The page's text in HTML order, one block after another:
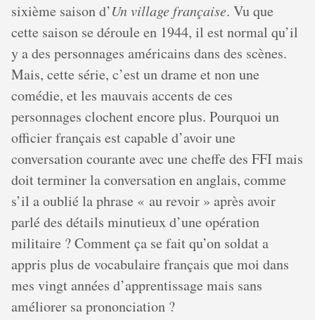
sixième saison d’Un village française. Vu que
cette saison se déroule en 1944, il est normal qu’il
y a des personnages américains dans des scènes.
Mais, cette série, c’est un drame et non une
comédie, et les mauvais accents de ces
personnages clochent encore plus. Pourquoi un
officier français est capable d’avoir une
conversation courante avec une cheffe des FFI mais
doit terminer la conversation en anglais, comme
s’il a oublié la phrase « au revoir » après avoir
parlé des détails minutieux d’une opération
militaire ? Comment ça se fait qu’on soldat a
appris plus de vocabulaire français que moi dans
mes vingt années d’apprentissage mais sans
améliorer sa prononciation ?